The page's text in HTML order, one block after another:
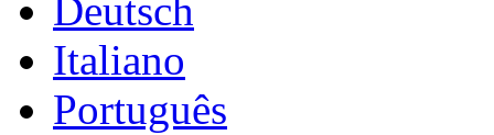
Deutsch
Italiano
Português